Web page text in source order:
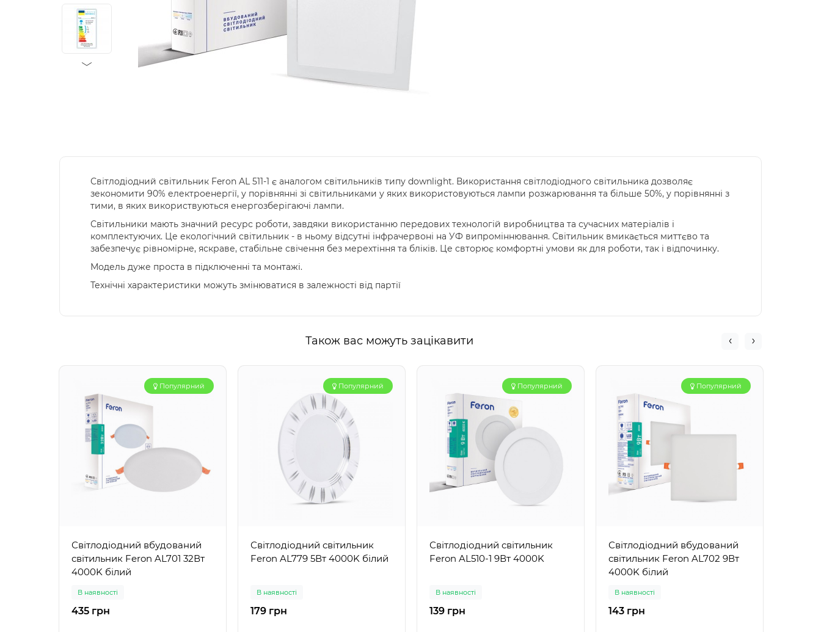
Світлодіодний світильник Feron AL 511-1 є аналогом світильників типу downlight. Використання світлодіодного світильника дозволяє
зекономити 90% електроенергії, у порівнянні зі світильниками у яких використовуються лампи розжарювання та більше 50%, у порівнянні з
тими, в яких використвуються енергозберігаючі лампи.
Світильники мають значний ресурс роботи, завдяки використанню передових технологій виробництва та сучасних матеріалів і
комплектуючих. Це екологічний світильник - в ньому відсутні інфрачервоні на УФ випроміннювання. Світильник вмикається миттєво та
забезпечує рівномірне, яскраве, стабільне свічення без мерехтіння та бліків. Це свторює комфортні умови як для роботи, так і відпочинку.
Модель дуже проста в підключенні та монтажі.
Технічні характеристики можуть змінюватися в залежності від партії
Також вас можуть зацікавити
Популярний
Світлодіодний вбудований
світильник Feron AL701 32Вт
4000K білий
В наявності
435 грн
Популярний
Світлодіодний світильник
Feron AL779 5Вт 4000K білий
В наявності
179 грн
Популярний
Світлодіодний світильник
Feron AL510-1 9Вт 4000K
В наявності
139 грн
Популярний
Світлодіодний вбудований
світильник Feron AL702 9Вт
4000K білий
В наявності
143 грн